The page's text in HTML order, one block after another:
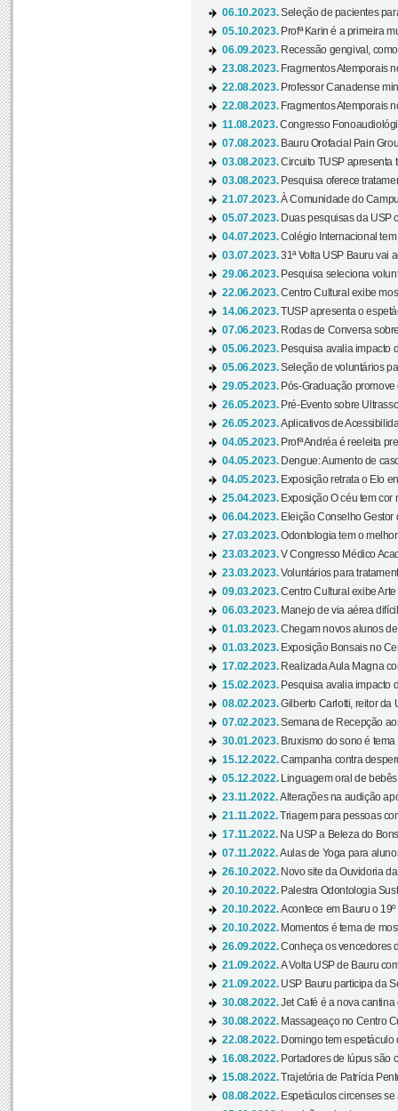
06.10.2023.Seleção de pacientes
05.10.2023. Profª Karin é a primeira
06.09.2023. Recessão gengival,
23.08.2023. Fragmentos Atemporais
22.08.2023. Professor Canadense
22.08.2023. Fragmentos Atemporais
11.08.2023.Congresso
07.08.2023. Bauru Orofacial Pain
03.08.2023.Circuito TUSP apresenta
03.08.2023. Pesquisa oferece
21.07.2023.À Comunidade do
05.07.2023. Duas pesquisas da USP
04.07.2023.Colégio Internacional
03.07.2023.31ª Volta USP Bauru vai
29.06.2023. Pesquisa seleciona
22.06.2023.Centro Cultural exibe
14.06.2023.TUSP apresenta o
07.06.2023. Rodas de Conversa
05.06.2023. Pesquisa avalia impacto
05.06.2023.Seleção de voluntários
29.05.2023. Pós-Graduação
26.05.2023. Pré-Evento sobre
26.05.2023.Aplicativos de
04.05.2023. Profª Andréa é reeleita
04.05.2023. Dengue: Aumento de
04.05.2023. Exposição retrata o Elo
25.04.2023. Exposição O céu tem cor
06.04.2023. Eleição Conselho Gestor
27.03.2023.Odontologia tem o
23.03.2023.V Congresso Médico
23.03.2023.Voluntários para
09.03.2023.Centro Cultural exibe
06.03.2023. Manejo de via aérea
01.03.2023.Chegam novos alunos
01.03.2023. Exposição Bonsais no
17.02.2023. Realizada Aula Magna
15.02.2023. Pesquisa avalia impacto
08.02.2023.Gilberto Carlotti, reitor da
07.02.2023.Semana de Recepção
30.01.2023. Bruxismo do sono é
15.12.2022.Campanha contra
05.12.2022.
Linguagem oral de
23.11.2022.Alterações na audição
21.11.2022.Triagem para pessoas
17.11.2022. Na USP a Beleza do
07.11.2022.Aulas de Yoga para
26.10.2022. Novo site da Ouvidoria
20.10.2022. Palestra Odontologia
20.10.2022.Acontece em Bauru o 19º
20.10.2022. Momentos é tema de
26.09.2022.Conheça os vencedores
21.09.2022.A Volta USP de Bauru
21.09.2022. USP Bauru participa da
30.08.2022.Jet Café é a nova
30.08.2022. Massageaço no Centro
22.08.2022. Domingo tem espetáculo
16.08.2022. Portadores de lúpus são
15.08.2022.Trajetória de Patrícia
08.08.2022. Espetáculos circenses